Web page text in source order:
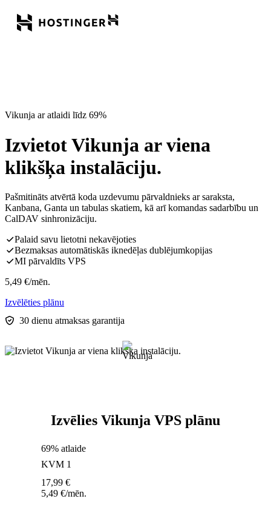
Vikunja ar atlaidi līdz 69%
Izvietot Vikunja ar viena
klikšķa instalāciju.
Pašmitināts atvērtā koda uzdevumu pārvaldnieks ar saraksta,
Kanbana, Ganta un tabulas skatiem, kā arī komandas sadarbību un
CalDAV sinhronizāciju.
Palaid savu lietotni nekavējoties
Bezmaksas automātiskās iknedēļas dublējumkopijas
MI pārvaldīts VPS
5,49 €/mēn.
Izvēlēties plānu
30 dienu atmaksas garantija
Izvēlies Vikunja VPS plānu
69% atlaide
KVM 1
17,99 €
5,49 €/mēn.